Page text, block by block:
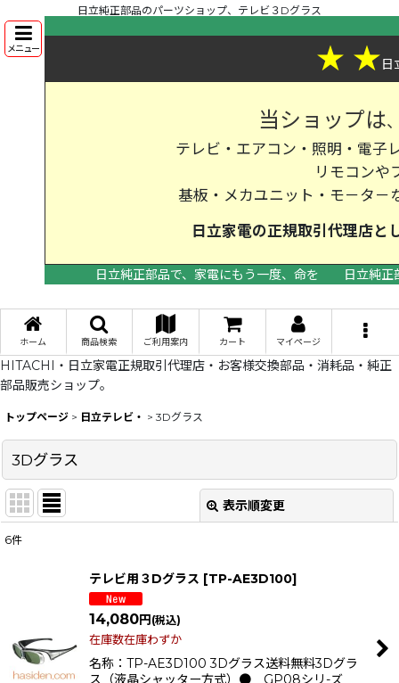
日立純正部品のパーツショップ、テレビ３Dグラス
メニュー ★ ★日
当ショップは
テレビ・エアコン・照明・電子
リモコンや
基板・メカユニット・モ－タ－
日立家電の正規取引代理店
日立純正部品で、家電にもう一度、命を
日立純
ホーム 商品検索 ご利用案内 カート マイページ
HITACHI・日立家電正規取引代理店・お客様交換部品・消耗品・純正
部品販売ショップ。
トップページ > 日立テレビ・ > 3Dグラス
3Dグラス
表示順変更
並び順
6件
テレビ用３Dグラス [TP-AE3D100]
14,080円 (税込)
在庫数在庫わずか
名称：TP-AE3D100 3Dグラス送料無料3Dグラ
ス（液晶シャッター方式）● GP08シリ-ズ